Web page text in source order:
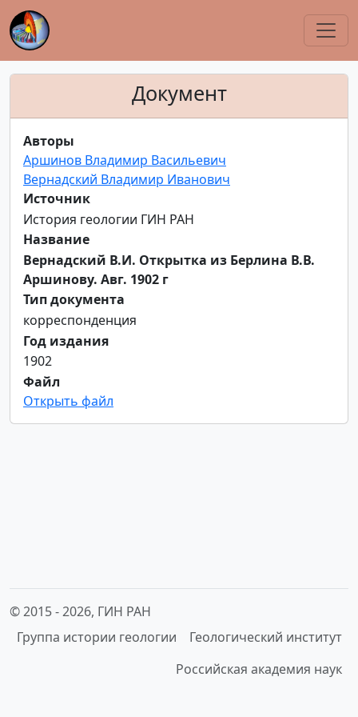
Документ
Авторы
Аршинов Владимир Васильевич
Вернадский Владимир Иванович
Источник
История геологии ГИН РАН
Название
Вернадский В.И. Открытка из Берлина В.В.
Аршинову. Авг. 1902 г
Тип документа
корреспонденция
Год издания
1902
Файл
Открыть файл
© 2015 -2026, ГИН РАН
Группа истории геологии
Геологический институт
Российская академия наук